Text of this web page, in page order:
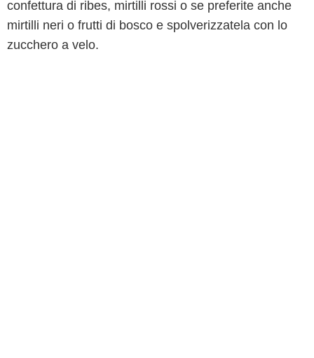
confettura di ribes, mirtilli rossi o se preferite anche
mirtilli neri o frutti di bosco e spolverizzatela con lo
zucchero a velo.